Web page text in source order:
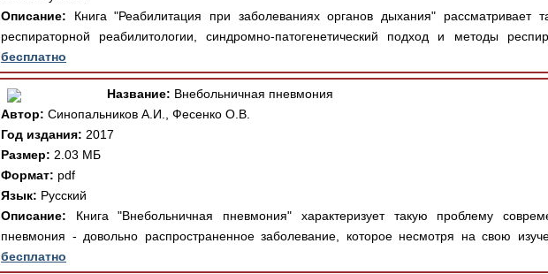
Описание: Книга "Реабилитация при заболеваниях органов дыхания" рассматривает
респираторной реабилитологии, синдромно-патогенетический подход и методы
бесплатно
Название: Внебольничная пневмония
Автор: Синопальников А.И., Фесенко О.В.
Год издания: 2017
Размер: 2.03 МБ
Формат: pdf
Язык: Русский
Описание: Книга "Внебольничная пневмония" характеризует такую проблему
пневмония - довольно распространенное заболевание, которое несмотря на свою
бесплатно